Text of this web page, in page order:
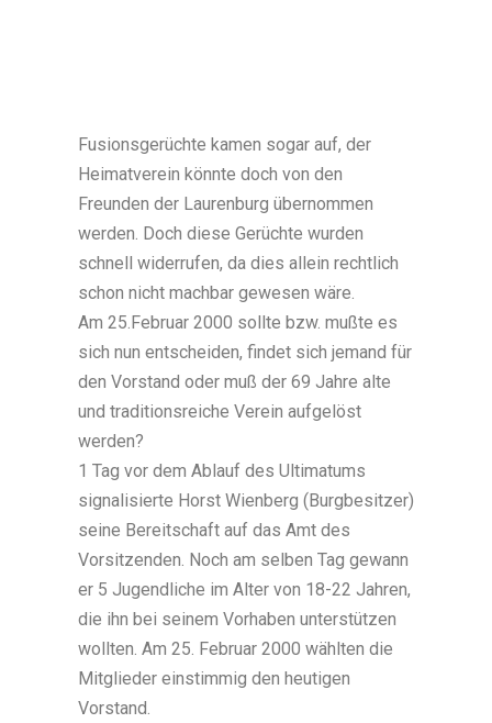
Fusionsgerüchte kamen sogar auf, der
Heimatverein könnte doch von den
Freunden der Laurenburg übernommen
werden. Doch diese Gerüchte wurden
schnell widerrufen, da dies allein rechtlich
schon nicht machbar gewesen wäre.
Am 25.Februar 2000 sollte bzw. mußte es
sich nun entscheiden, findet sich jemand für
den Vorstand oder muß der 69 Jahre alte
und traditionsreiche Verein aufgelöst
werden?
1 Tag vor dem Ablauf des Ultimatums
signalisierte Horst Wienberg (Burgbesitzer)
seine Bereitschaft auf das Amt des
Vorsitzenden. Noch am selben Tag gewann
er 5 Jugendliche im Alter von 18-22 Jahren,
die ihn bei seinem Vorhaben unterstützen
wollten. Am 25. Februar 2000 wählten die
Mitglieder einstimmig den heutigen
Vorstand.